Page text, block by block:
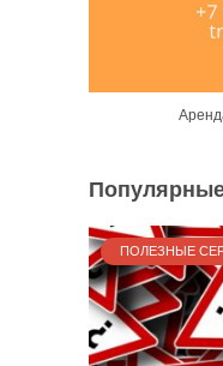
ПОЛЕЗНЫЕ